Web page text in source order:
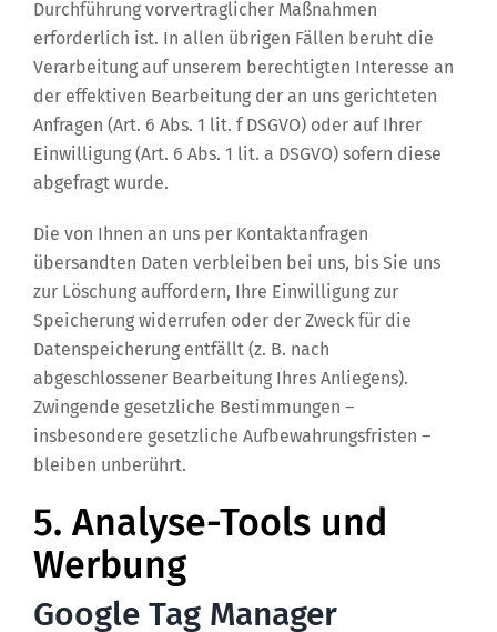
Durchführung vorvertraglicher Maßnahmen
erforderlich ist. In allen übrigen Fällen beruht die
Verarbeitung auf unserem berechtigten Interesse an
der effektiven Bearbeitung der an uns gerichteten
Anfragen (Art. 6 Abs. 1 lit. f DSGVO) oder auf Ihrer
Einwilligung (Art. 6 Abs. 1 lit. a DSGVO) sofern diese
abgefragt wurde.
Die von Ihnen an uns per Kontaktanfragen
übersandten Daten verbleiben bei uns, bis Sie uns
zur Löschung auffordern, Ihre Einwilligung zur
Speicherung widerrufen oder der Zweck für die
Datenspeicherung entfällt (z. B. nach
abgeschlossener Bearbeitung Ihres Anliegens).
Zwingende gesetzliche Bestimmungen –
insbesondere gesetzliche Aufbewahrungsfristen –
bleiben unberührt.
5. Analyse-Tools und
Werbung
Google Tag Manager